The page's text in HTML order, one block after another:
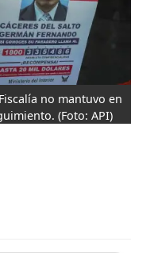
no mantuvo en
(Foto: API)